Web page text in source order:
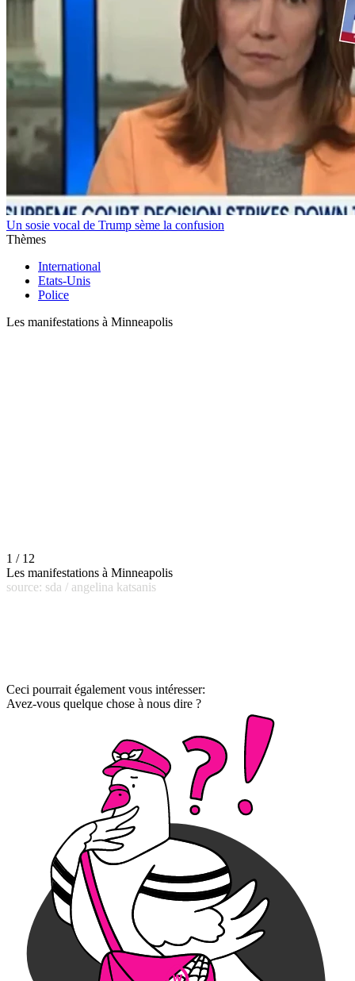
Un sosie vocal de Trump sème la confusion
Thèmes
International
Etats-Unis
Police
Les manifestations à Minneapolis
1 / 12
Les manifestations à Minneapolis
source: sda / angelina katsanis
Ceci pourrait également vous intéresser:
Avez-vous quelque chose à nous dire ?